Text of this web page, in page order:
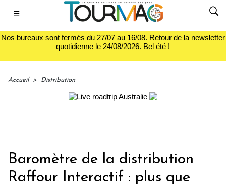
☰
Nos bureaux sont fermés du 27/07 au 16/08. Retour de la newsletter
quotidienne le 24/08/2026. Bel été !
Accueil > Distribution
Baromètre de la distribution
Raffour Interactif : plus que